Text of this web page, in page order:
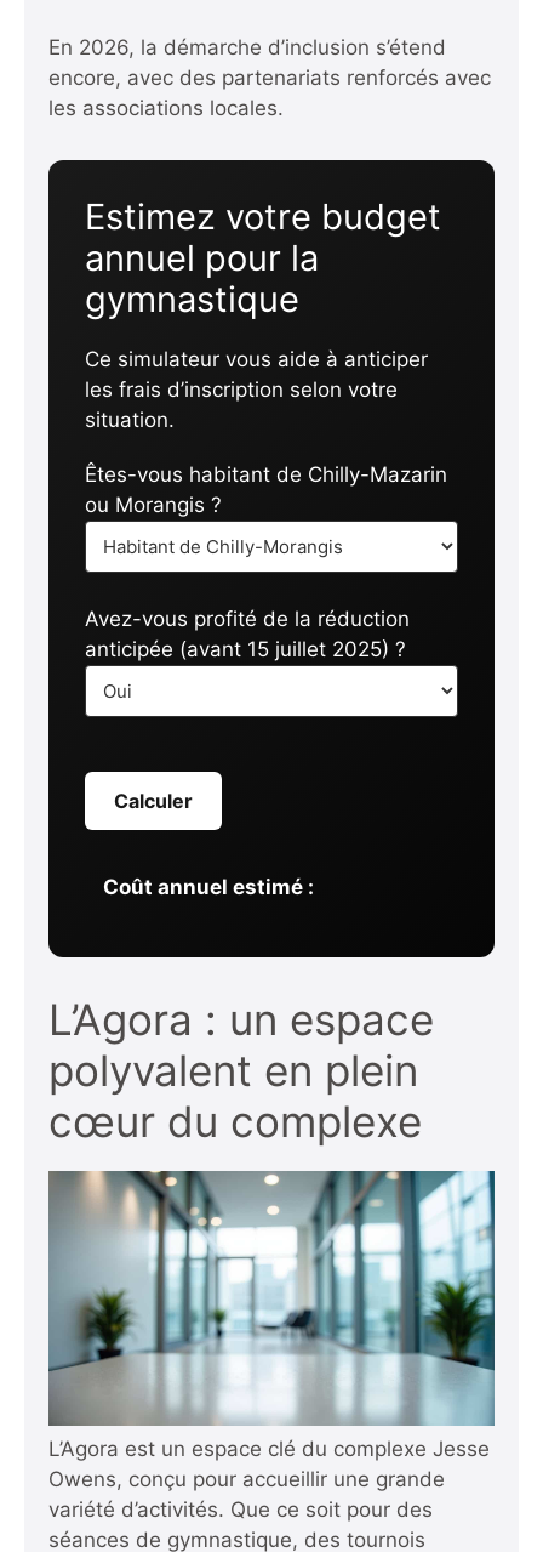
En 2026, la démarche d’inclusion s’étend
encore, avec des partenariats renforcés avec
les associations locales.
Estimez votre budget
annuel pour la
gymnastique
Ce simulateur vous aide à anticiper
les frais d’inscription selon votre
situation.
Êtes-vous habitant de Chilly-Mazarin
ou Morangis ?
Avez-vous profité de la réduction
anticipée (avant 15 juillet 2025) ?
Calculer
Coût annuel estimé :
L’Agora : un espace
polyvalent en plein
cœur du complexe
L’Agora est un espace clé du complexe Jesse
Owens, conçu pour accueillir une grande
variété d’activités. Que ce soit pour des
séances de gymnastique, des tournois